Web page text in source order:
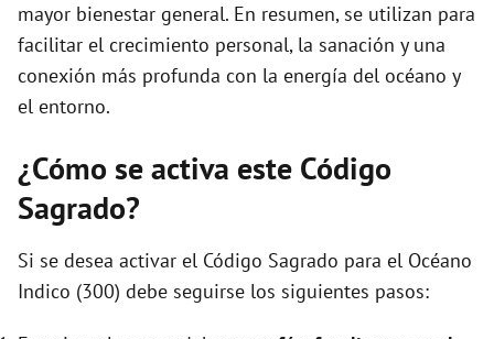
mayor bienestar general. En resumen, se utilizan para
facilitar el crecimiento personal, la sanación y una
conexión más profunda con la energía del océano y
el entorno.
¿Cómo se activa este Código
Sagrado?
Si se desea activar el Código Sagrado para el Océano
Indico (300) debe seguirse los siguientes pasos: